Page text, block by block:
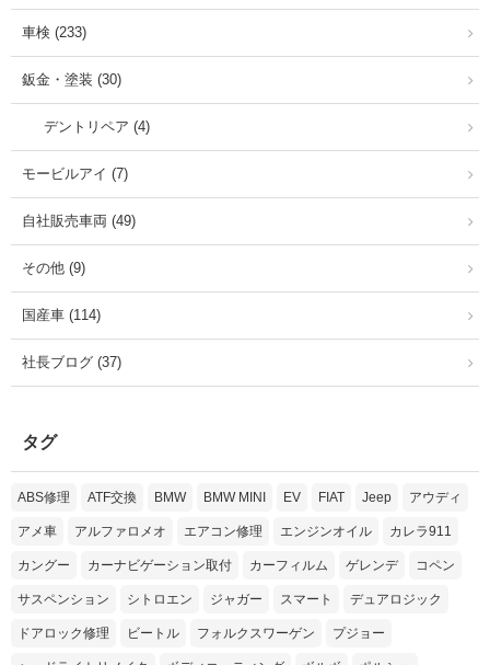
車検 (233)
鈑金・塗装 (30)
デントリペア (4)
モービルアイ (7)
自社販売車両 (49)
その他 (9)
国産車 (114)
社長ブログ (37)
タグ
ABS修理 ATF交換 BMW BMW MINI EV FIAT Jeep アウディ
アメ車 アルファロメオ エアコン修理 エンジンオイル カレラ911
カングー カーナビゲーション取付 カーフィルム ゲレンデ コペン
サスペンション シトロエン ジャガー スマート デュアロジック
ドアロック修理 ビートル フォルクスワーゲン プジョー